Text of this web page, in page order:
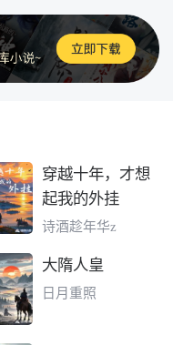
穿越十年，才想
起我的外挂
诗酒趁年华z
大隋人皇
日月重照